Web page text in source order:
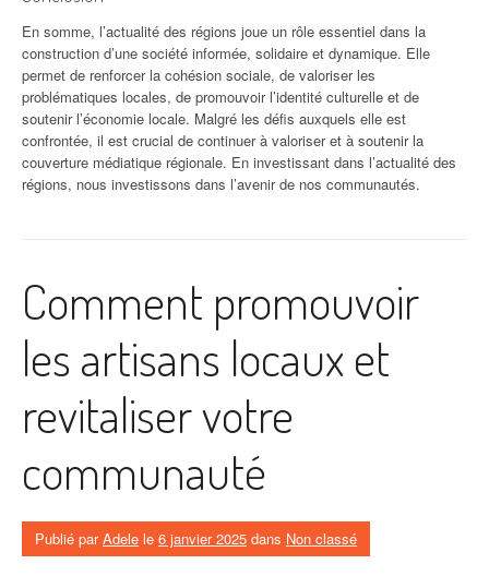
En somme, l’actualité des régions joue un rôle essentiel dans la
construction d’une société informée, solidaire et dynamique. Elle
permet de renforcer la cohésion sociale, de valoriser les
problématiques locales, de promouvoir l’identité culturelle et de
soutenir l’économie locale. Malgré les défis auxquels elle est
confrontée, il est crucial de continuer à valoriser et à soutenir la
couverture médiatique régionale. En investissant dans l’actualité des
régions, nous investissons dans l’avenir de nos communautés.
Comment promouvoir
les artisans locaux et
revitaliser votre
communauté
Publié parAdele le 6 janvier 2025 dans Non classé